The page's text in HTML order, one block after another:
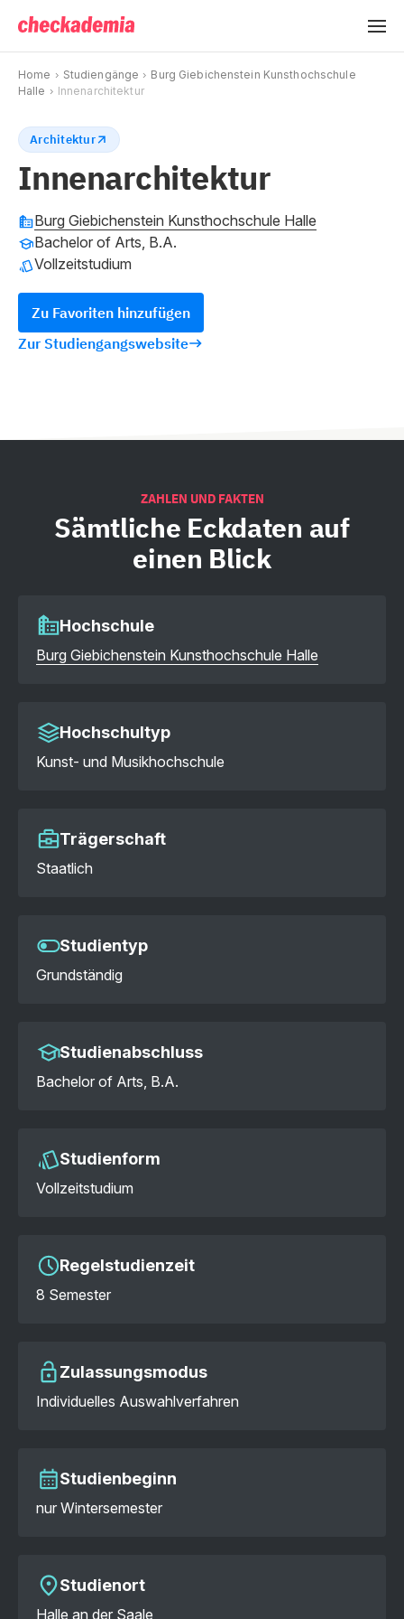
Home Studiengänge
Burg Giebichenstein Kunsthochschule
Halle
Innenarchitektur
Architektur
Innenarchitektur
Burg Giebichenstein Kunsthochschule Halle
Bachelor of Arts, B.A.
Vollzeitstudium
Zu Favoriten hinzufügen
Zur Studiengangswebsite
ZAHLEN UND FAKTEN
Sämtliche Eckdaten auf
einen Blick
Hochschule
Burg Giebichenstein Kunsthochschule Halle
Hochschultyp
Kunst- und Musikhochschule
Trägerschaft
Staatlich
Studientyp
Grundständig
Studienabschluss
Bachelor of Arts, B.A.
Studienform
Vollzeitstudium
Regelstudienzeit
8 Semester
Zulassungsmodus
Individuelles Auswahlverfahren
Studienbeginn
nur Wintersemester
Studienort
Halle an der Saale